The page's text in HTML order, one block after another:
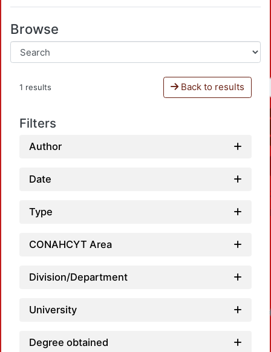
Browse
1 results Back to results
Filters
Author
Date
Type
CONAHCYT Area
Division/Department
University
Degree obtained